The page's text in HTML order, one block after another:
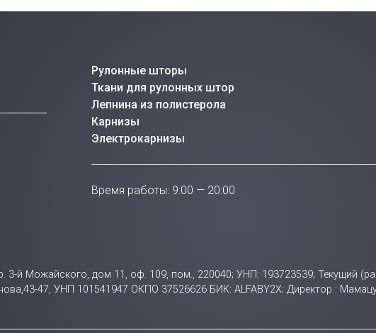
Рулонные шторы
Ткани для рулонных штор
Лепнина из полистерола
Карнизы
Электрокарнизы
Время работы: 9:00 — 20:00
3-й Можайского, дом 11, оф. 109, пом., 220040; УНП: 193723539; Текущий
47, УНП 101541947 ОКПО 37526626 БИК: ALFABY2X; Директор :